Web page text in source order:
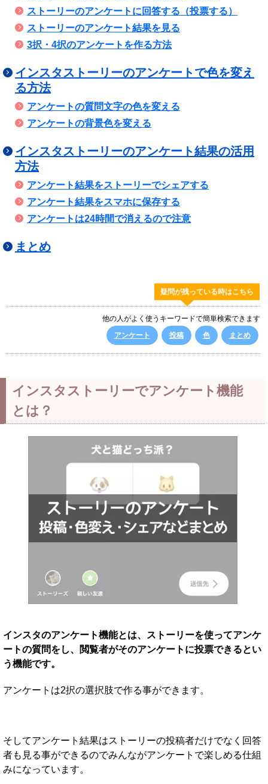
ストーリーのアンケートに回答する（投票する）
ストーリーのアンケート結果を見る
3択・4択のアンケートを作る方法
インスタストーリーのアンケートで色を変え
る方法
アンケートの質問文字の色を変える
アンケートの背景色を変える
インスタストーリーのアンケート結果の活用
方法
アンケート結果をストーリーでシェアする
アンケート結果をスマホに保存する
アンケートは24時間で消えるので注意
まとめ
疑問が残っている時はこちら
他の人がよく使うキーワードで簡単検索できます
アンケート
投稿 色 まとめ
インスタストーリーでアンケート機能
とは？
インスタのアンケート機能とは、ストーリーを使ってアンケ
ートの質問をし、閲覧者がそのアンケートに投票できるとい
う機能です。
アンケートは2択の選択肢で作る事ができます。
そしてアンケート結果はストーリーの投稿者だけでなく回答
者も見る事ができるのでみんながアンケートで楽しめる仕組
みになっています。